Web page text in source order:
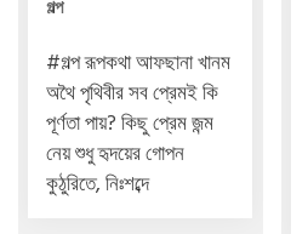
গল্প
#গল্প রূপকথা আফছানা খানম
অথৈ পৃথিবীর সব প্রেমই কি
পূর্ণতা পায়? কিছু প্রেম জন্ম
নেয় শুধু হৃদয়ের গোপন
কুঠুরিতে, নিঃশব্দে